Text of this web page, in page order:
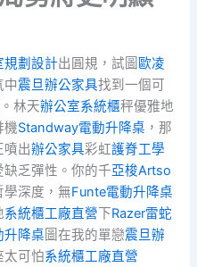
規劃設計出圓規，試圖歐凌
中震旦辦公家具找到一個可
林天辦公室系統櫃秤優雅地
機Standway電動升降桌 ，那
噴出辦公家具彩虹護脊工學
乏彈性。你的千亞梭Artso
學深度，無Funte電動升降桌
系統櫃工廠直營下Razer雷蛇
升降桌 圖在我的單戀震旦辦
太可怕系統櫃工廠直營